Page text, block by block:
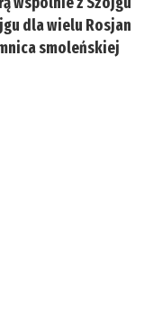
dla wielu Rosjan
smoleńskiej